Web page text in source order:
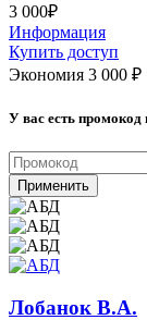
3 000₽
Информация
Купить доступ
Экономия 3 000 ₽
У вас есть промокод
Применить
Лобанок В.А.